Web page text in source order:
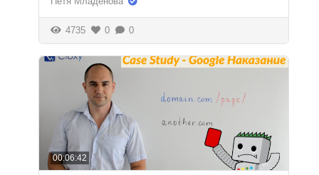
4735 0 0
00:06:42